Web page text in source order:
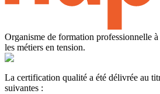
Organisme de formation professionnelle à
les métiers en tension.
La certification qualité a été délivrée au
suivantes :